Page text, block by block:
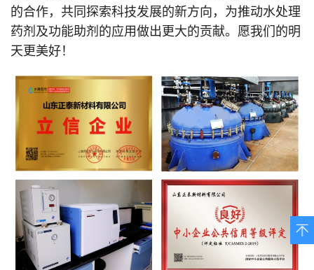
的合作，共同探索科技发展的新方向，为推动水处理
药剂及功能助剂的应用做出更大的贡献。愿我们的明
天更美好！